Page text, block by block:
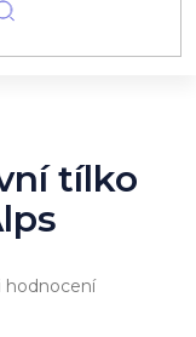
tílko
hodnocení